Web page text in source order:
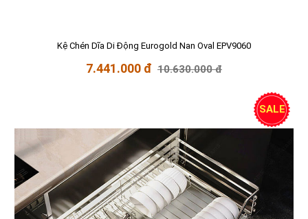
Kệ Chén Dĩa Di Động Eurogold Nan Oval EPV9060
7.441.000 đ 10.630.000 đ
SALE